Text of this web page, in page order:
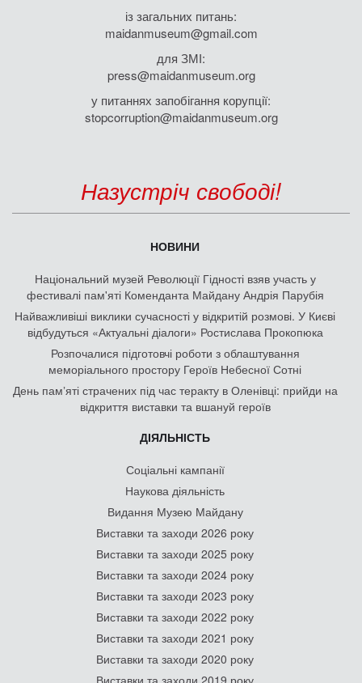
із загальних питань:
maidanmuseum@gmail.com
для ЗМІ:
press@maidanmuseum.org
у питаннях запобігання корупції:
stopcorruption@maidanmuseum.org
Назустріч свободі!
НОВИНИ
Національний музей Революції Гідності взяв участь у
фестивалі пам'яті Коменданта Майдану Андрія Парубія
Найважливіші виклики сучасності у відкритій розмові. У Києві
відбудуться «Актуальні діалоги» Ростислава Прокопюка
Розпочалися підготовчі роботи з облаштування
меморіального простору Героїв Небесної Сотні
День памʼяті страчених під час теракту в Оленівці: прийди на
відкриття виставки та вшануй героїв
ДІЯЛЬНІСТЬ
Соціальні кампанії
Наукова діяльність
Видання Музею Майдану
Виставки та заходи 2026 року
Виставки та заходи 2025 року
Виставки та заходи 2024 року
Виставки та заходи 2023 року
Виставки та заходи 2022 року
Виставки та заходи 2021 року
Виставки та заходи 2020 року
Виставки та заходи 2019 року